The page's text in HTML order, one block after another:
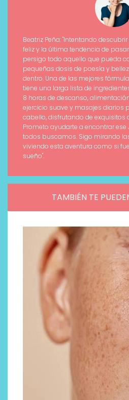
Beatriz Peña: "Intentando
feliz y la última tendencia de
persigo todo aquello que pueda
pequeñas dosis de poesía y
dentro. Una de las mejores
tiene una larga lista de
8 horas de descanso,
ejercicio suave y masajes diarios
cabello, disfrutando de exquisitos
Prometo ayudarte a encontrar ese
todos buscamos. Sigo mirando
viviendo esta aventura como si
sueño".
TAMBIÉN TE